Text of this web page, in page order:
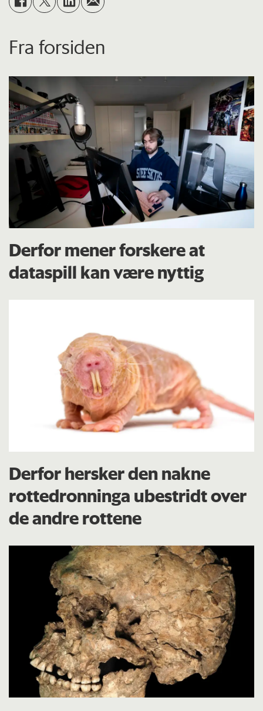
Fra forsiden
Derfor mener forskere at
dataspill kan være nyttig
Derfor hersker den nakne
rottedronninga ubestridt over
de andre rottene